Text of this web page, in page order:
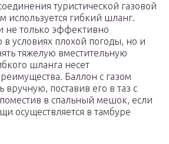
туристической газовой
используется гибкий шланг.
не только эффективно
в условиях плохой погоды, но и
тяжелую вместительную
шланга несет
Баллон с газом
вручную, поставив его в таз с
в спальный мешок, если
осуществляется в тамбуре